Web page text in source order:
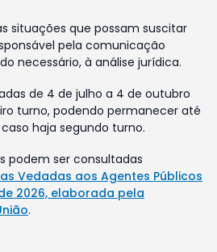
situações que possam suscitar
pela comunicação
necessário, à análise jurídica.
de 4 de julho a 4 de outubro
turno, podendo permanecer até
haja segundo turno.
podem ser consultadas
Vedadas aos Agentes Públicos
2026, elaborada pela
.